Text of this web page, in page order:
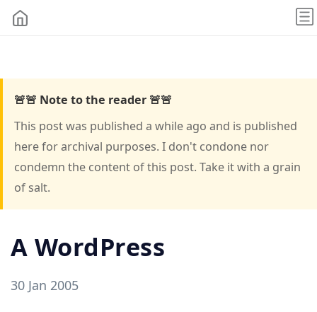
🚨🚨 Note to the reader 🚨🚨
This post was published a while ago and is published
here for archival purposes. I don't condone nor
condemn the content of this post. Take it with a grain
of salt.
A WordPress
30 Jan 2005